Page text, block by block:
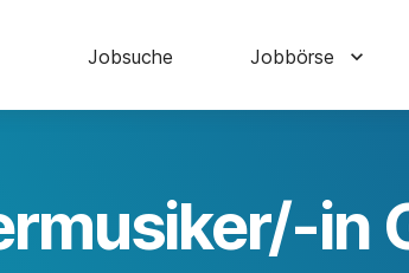
Jobsuche Jobbörse
in